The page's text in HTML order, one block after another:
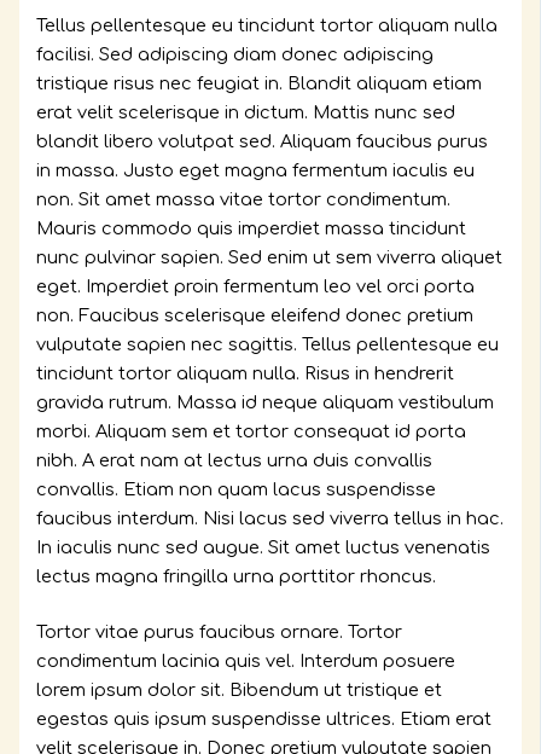
Tellus pellentesque eu tincidunt tortor aliquam nulla
facilisi. Sed adipiscing diam donec adipiscing
tristique risus nec feugiat in. Blandit aliquam etiam
erat velit scelerisque in dictum. Mattis nunc sed
blandit libero volutpat sed. Aliquam faucibus purus
in massa. Justo eget magna fermentum iaculis eu
non. Sit amet massa vitae tortor condimentum.
Mauris commodo quis imperdiet massa tincidunt
nunc pulvinar sapien. Sed enim ut sem viverra aliquet
eget. Imperdiet proin fermentum leo vel orci porta
non. Faucibus scelerisque eleifend donec pretium
vulputate sapien nec sagittis. Tellus pellentesque eu
tincidunt tortor aliquam nulla. Risus in hendrerit
gravida rutrum. Massa id neque aliquam vestibulum
morbi. Aliquam sem et tortor consequat id porta
nibh. A erat nam at lectus urna duis convallis
convallis. Etiam non quam lacus suspendisse
faucibus interdum. Nisi lacus sed viverra tellus in hac.
In iaculis nunc sed augue. Sit amet luctus venenatis
lectus magna fringilla urna porttitor rhoncus.
Tortor vitae purus faucibus ornare. Tortor
condimentum lacinia quis vel. Interdum posuere
lorem ipsum dolor sit. Bibendum ut tristique et
egestas quis ipsum suspendisse ultrices. Etiam erat
velit scelerisque in. Donec pretium vulputate sapien